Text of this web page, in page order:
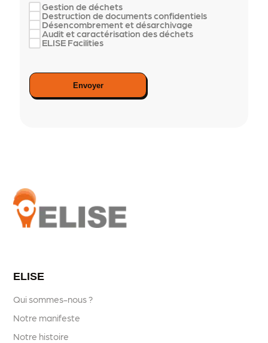
Gestion de déchets
Destruction de documents confidentiels
Désencombrement et désarchivage
Audit et caractérisation des déchets
ELISE Facilities
Envoyer
ELISE
Qui sommes-nous ?
Notre manifeste
Notre histoire